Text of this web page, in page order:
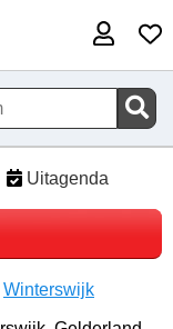
Uitagenda
Winterswijk